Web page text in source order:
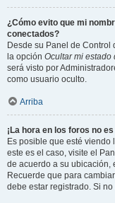
¿Cómo evito que mi
conectados?
Desde su Panel de Control
la opción Ocultar mi estado
será visto por
como usuario oculto.
Arriba
¡La hora en los foros no
Es posible que esté viendo
este es el caso, visite el
de acuerdo a su ubicación,
Recuerde que para
debe estar registrado. Si